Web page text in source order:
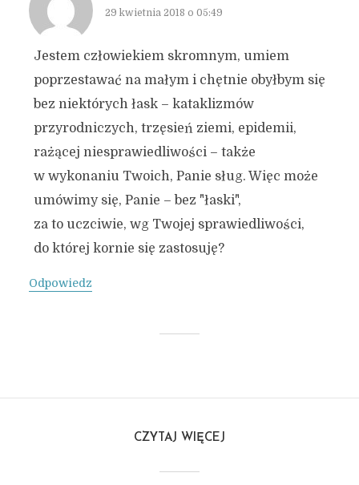
29 kwietnia 2018 o 05:49
Jestem człowiekiem skromnym, umiem
poprzestawać na małym i chętnie obyłbym się
bez niektórych łask – kataklizmów
przyrodniczych, trzęsień ziemi, epidemii,
rażącej niesprawiedliwości – także
w wykonaniu Twoich, Panie sług. Więc może
umówimy się, Panie – bez "łaski",
za to uczciwie, wg Twojej sprawiedliwości,
do której kornie się zastosuję?
Odpowiedz
CZYTAJ WIĘCEJ